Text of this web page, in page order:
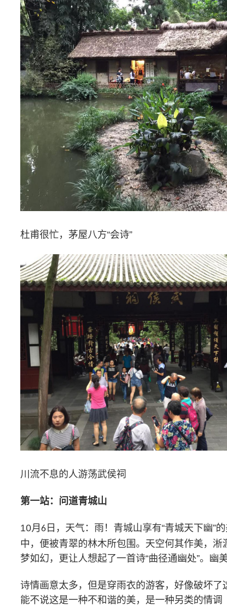
杜甫很忙，茅屋八方“会诗”
川流不息的人游荡武侯祠
第一站： 问道青城山
10月 6 日， 天气：雨！青城山享有“青城天下幽”
中，便被青翠的林木所包围。天空何其作美，
梦如幻，更让人想起了一首诗“曲径通幽处”。幽
诗情画意太多，但是穿雨衣的游客，好像破坏了
能不说这是一种不和谐的美，是一种另类的情调